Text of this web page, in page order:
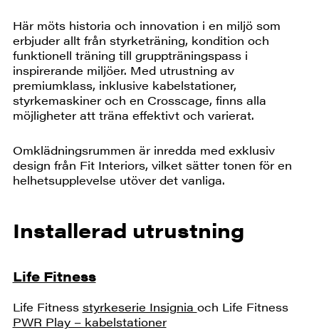
Här möts historia och innovation i en miljö som
erbjuder allt från styrketräning, kondition och
funktionell träning till gruppträningspass i
inspirerande miljöer. Med utrustning av
premiumklass, inklusive kabelstationer,
styrkemaskiner och en Crosscage, finns alla
möjligheter att träna effektivt och varierat.
Omklädningsrummen är inredda med exklusiv
design från Fit Interiors, vilket sätter tonen för en
helhetsupplevelse utöver det vanliga.
Installerad utrustning
Life Fitness
Life Fitness styrkeserie Insignia och Life Fitness
PWR Play – kabelstationer